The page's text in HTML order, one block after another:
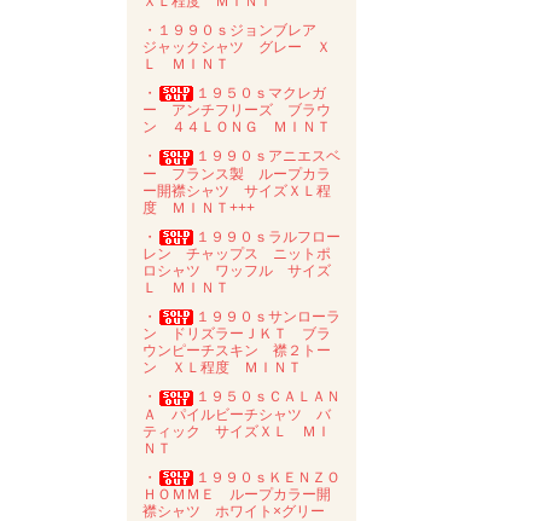
・１９９０ｓジョンブレア
ジャックシャツ グレー Ｘ
Ｌ ＭＩＮＴ
・
１９５０ｓマクレガ
ー アンチフリーズ ブラウ
ン ４４ＬＯＮＧ ＭＩＮＴ
・
１９９０ｓアニエスベ
ー フランス製 ループカラ
ー開襟シャツ サイズＸＬ程
度 ＭＩＮＴ+++
・
１９９０ｓラルフロー
レン チャップス ニットポ
ロシャツ ワッフル サイズ
Ｌ ＭＩＮＴ
・
１９９０ｓサンローラ
ン ドリズラーＪＫＴ ブラ
ウンピーチスキン 襟２トー
ン ＸＬ程度 ＭＩＮＴ
・
１９５０ｓＣＡＬＡＮ
Ａ パイルビーチシャツ バ
ティック サイズＸＬ ＭＩ
ＮＴ
・
１９９０ｓＫＥＮＺＯ
ＨＯＭＭＥ ループカラー開
襟シャツ ホワイト×グリー